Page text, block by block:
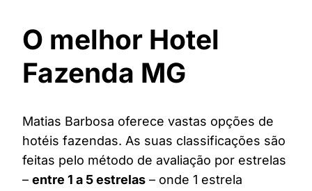
O melhor Hotel
Fazenda MG
Matias Barbosa oferece vastas opções de
hotéis fazendas. As suas classificações são
feitas pelo método de avaliação por estrelas
– entre 1 a 5 estrelas – onde 1 estrela